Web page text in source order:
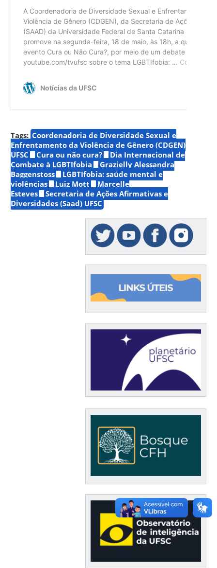
Tags: Coordenadoria de Diversidade Sexual e
Enfrentamento da Violência de Gênero (CDGEN)
UFSC
Cura ou não cura?
Dia Internacional de
Combate à LGBTIfobia
Grazielly Alessandra
Baggenstoss
LGBTIfobia: saúde mental e
violências
Luiz Mott
Marcelle
Esteves
Secretaria de Ações Afirmativas e
Diversidades (Saad) UFSC